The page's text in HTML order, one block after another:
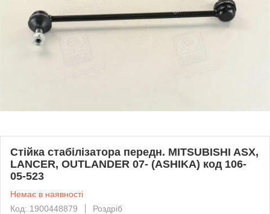
Стійка стабілізатора передн. MITSUBISHI ASX,
LANCER, OUTLANDER 07- (ASHIKA) код 106-
05-523
Немає в наявності
Код: 1900448879
Роздріб